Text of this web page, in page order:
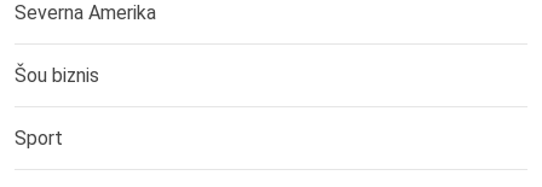
Severna Amerika
Šou biznis
Sport